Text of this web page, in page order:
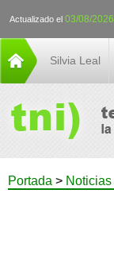
Actualizado el 03/08/2026
Silvia Leal
Portada > Noticias